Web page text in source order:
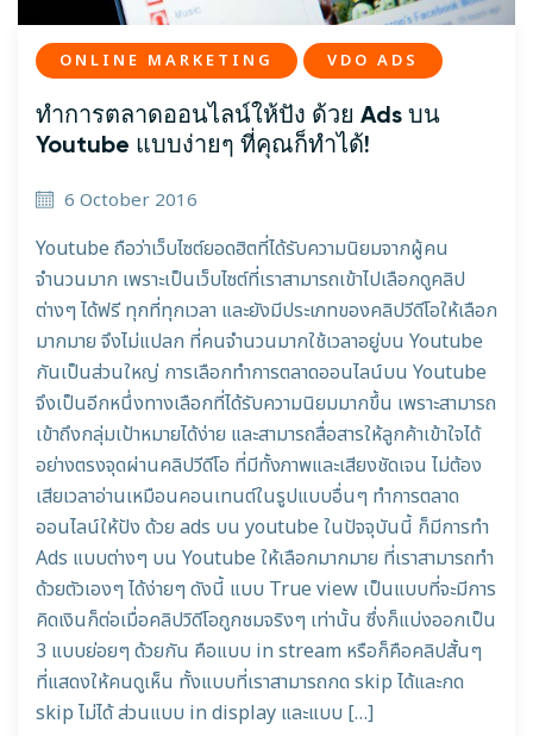
ONLINE MARKETING VDO ADS
ทำการตลาดออนไลน์ให้ปัง ด้วย Ads บน
Youtube แบบง่ายๆ ที่คุณก็ทำได้!
6 October 2016
Youtube ถือว่าเว็บไซต์ยอดฮิตที่ได้รับความนิยมจากผู้คน
จำนวนมาก เพราะเป็นเว็บไซต์ที่เราสามารถเข้าไปเลือกดูคลิป
ต่างๆ ได้ฟรี ทุกที่ทุกเวลา และยังมีประเภทของคลิปวีดีโอให้เลือก
มากมาย จึงไม่แปลก ที่คนจำนวนมากใช้เวลาอยู่บน Youtube
กันเป็นส่วนใหญ่ การเลือกทำการตลาดออนไลน์บน Youtube
จึงเป็นอีกหนึ่งทางเลือกที่ได้รับความนิยมมากขึ้น เพราะสามารถ
เข้าถึงกลุ่มเป้าหมายได้ง่าย และสามารถสื่อสารให้ลูกค้าเข้าใจได้
อย่างตรงจุดผ่านคลิปวีดีโอ ที่มีทั้งภาพและเสียงชัดเจน ไม่ต้อง
เสียเวลาอ่านเหมือนคอนเทนต์ในรูปแบบอื่นๆ ทำการตลาด
ออนไลน์ให้ปัง ด้วย ads บน youtube ในปัจจุบันนี้ ก็มีการทำ
Ads แบบต่างๆ บน Youtube ให้เลือกมากมาย ที่เราสามารถทำ
ด้วยตัวเองๆ ได้ง่ายๆ ดังนี้ แบบ True view เป็นแบบที่จะมีการ
คิดเงินก็ต่อเมื่อคลิปวิดีโอถูกชมจริงๆ เท่านั้น ซึ่งก็แบ่งออกเป็น
3 แบบย่อยๆ ด้วยกัน คือแบบ in stream หรือก็คือคลิปสั้นๆ
ที่แสดงให้คนดูเห็น ทั้งแบบที่เราสามารถกด skip ได้และกด
skip ไม่ได้ ส่วนแบบ in display และแบบ […]